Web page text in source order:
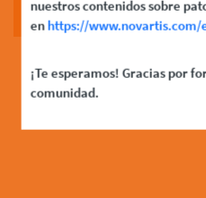
nuestros contenidos sobre
enhttps://www.novartis.com/
¡Te esperamos! Gracias por
comunidad.